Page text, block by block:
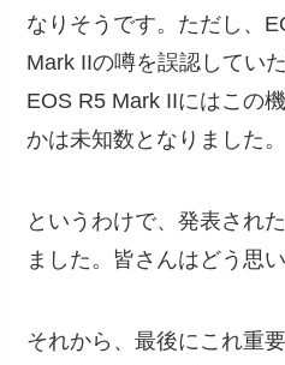
なりそうです。ただし、
Mark IIの噂を誤認してい
EOS R5 Mark IIにはこの
かは未知数となりました。
というわけで、発表され
ました。皆さんはどう思
それから、最後にこれ重